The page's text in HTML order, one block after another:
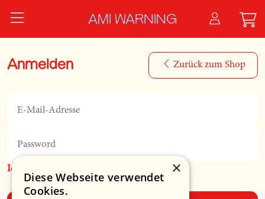
AMI WARNING
Anmelden Zurück zum Shop
E-Mail-Adresse
Password
Ich habe mein Passwort vergessen ×
Diese Webseite verwendet
Cookies.